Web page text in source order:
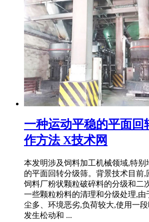
一种运动平稳的平面回
作方法 X技术网
本发明涉及饲料加工机械领域,特别
的平面回转分级筛。背景技术目前
饲料厂粉状颗粒破碎料的分级和二
一些颗粒粉料的清理和分级处理,由
尘多、环境恶劣,负荷较大,使用一
发生松动和 ...